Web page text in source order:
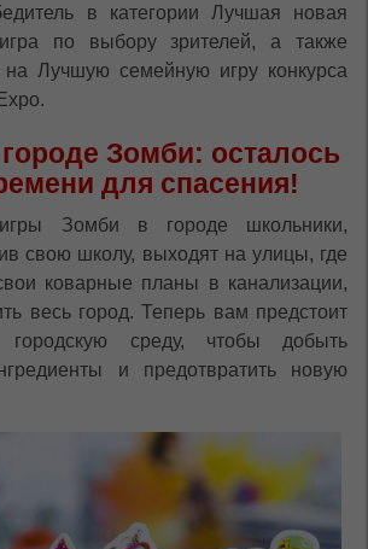
в категории Лучшая новая
по выбору зрителей, а также
Лучшую семейную игру конкурса
Зомби: осталось
для спасения!
Зомби в городе школьники,
свою школу, выходят на улицы, где
коварные планы в канализации,
весь город. Теперь вам предстоит
городскую среду, чтобы добыть
и предотвратить новую